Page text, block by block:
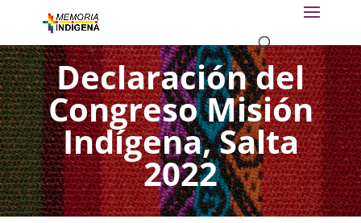
Declaración del
Congreso Misión
Indígena, Salta
2022